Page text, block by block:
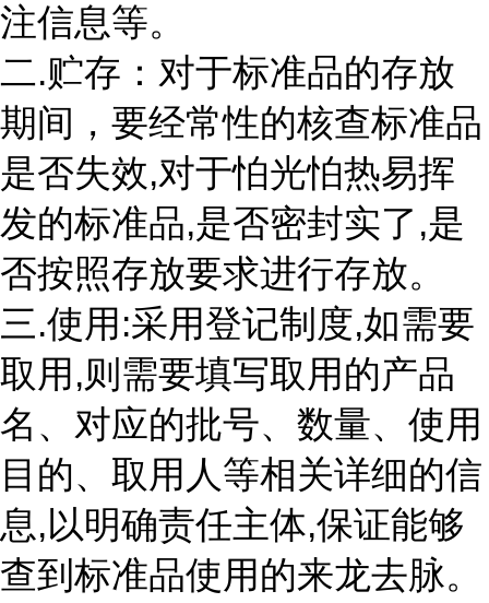
注信息等。
二.贮存：对于标准品的存放
期间，要经常性的核查标准品
是否失效,对于怕光怕热易挥
发的标准品,是否密封实了,是
否按照存放要求进行存放。
三.使用:采用登记制度,如需要
取用,则需要填写取用的产品
名、对应的批号、数量、使用
目的、取用人等相关详细的信
息,以明确责任主体,保证能够
查到标准品使用的来龙去脉。